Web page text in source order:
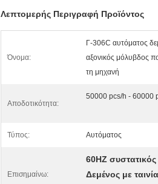
Λεπτομερής Περιγραφή Προϊόντος
Όνομα:
Γ-306C αυτόματος
αξονικός μόλυβδος
τη μηχανή
Αποδοτικότητα:
50000 pcs/h - 60000
Τύπος: Αυτόματος
Επισημαίνω:
60HZ
Δεμένος με